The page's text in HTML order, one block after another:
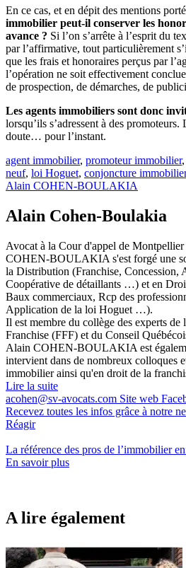
En ce cas, et en dépit des mentions
immobilier peut-il conserver les
avance ? Si l’on s’arrête à l’esprit du
par l’affirmative, tout particulièrement
que les frais et honoraires perçus par
l’opération ne soit effectivement
de prospection, de démarches, de
Les agents immobiliers sont donc
lorsqu’ils s’adressent à des
doute… pour l’instant.
agent immobilier, promoteur immobilier,
neuf, loi Hoguet, conjoncture
Alain COHEN-BOULAKIA
Alain Cohen-Boulakia
Avocat à la Cour d'appel de
COHEN-BOULAKIA s'est forgé une
la Distribution (Franchise, Concession,
Coopérative de détaillants …) et en
Baux commerciaux, Rcp des
Application de la loi Hoguet …).
Il est membre du collège des experts de
Franchise (FFF) et du Conseil
Alain COHEN-BOULAKIA est
intervient dans de nombreux colloques
immobilier ainsi qu'en droit de la
Lire la suite
acohen@sv-avocats.com Site web
Recevez toutes les infos grâce à notre
Réagir
La référence des pros de l’immobilier
En savoir plus
A lire également